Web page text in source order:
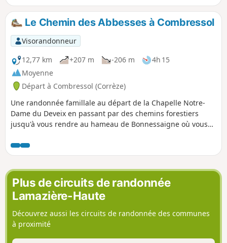
Le Chemin des Abbesses à Combressol
Visorandonneur
12,77 km
+207 m -206 m
4h 15
Moyenne
Départ à Combressol (Corrèze)
Une randonnée famillale au départ de la Chapelle Notre-
Dame du Deveix en passant par des chemins forestiers
jusqu'à vous rendre au hameau de Bonnessaigne où vous
des villageois qui appartenaient à l'époque à une ancienne
abbaye.
Plus de circuits de randonnée
Lamazière-Haute
Découvrez aussi les circuits de randonnée des communes
à proximité